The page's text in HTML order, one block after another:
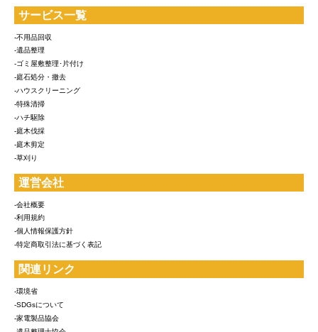
サービス一覧
-不用品回収
-遺品整理
-ゴミ屋敷整理･片付け
-庭石処分・撤去
-ハウスクリーニング
-特殊清掃
-ハチ駆除
-庭木伐採
-庭木剪定
-草刈り
運営会社
-会社概要
-利用規約
-個人情報保護方針
-特定商取引法に基づく表記
関連リンク
-環境省
-SDGsについて
-家電製品協会